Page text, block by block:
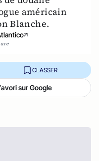
américain
Blanche.
CLASSER
sur Google